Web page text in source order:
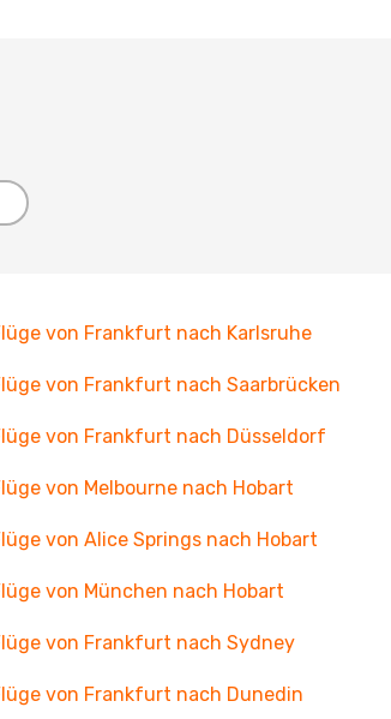
von Frankfurt nach Karlsruhe
von Frankfurt nach Saarbrücken
von Frankfurt nach Düsseldorf
von Melbourne nach Hobart
von Alice Springs nach Hobart
von München nach Hobart
von Frankfurt nach Sydney
von Frankfurt nach Dunedin